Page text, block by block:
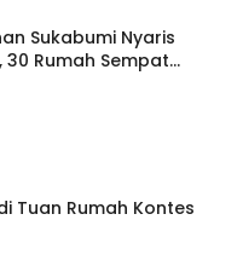
Sukabumi Nyaris
30 Rumah Sempat
Tuan Rumah Kontes